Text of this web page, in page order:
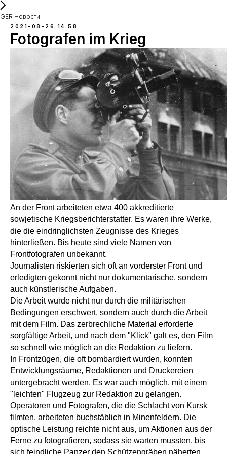
GER Новости
2021-08-26 14:58
Fotografen im Krieg
An der Front arbeiteten etwa 400 akkreditierte
sowjetische Kriegsberichterstatter. Es waren ihre Werke,
die die eindringlichsten Zeugnisse des Krieges
hinterließen. Bis heute sind viele Namen von
Frontfotografen unbekannt.
Journalisten riskierten sich oft an vorderster Front und
erledigten gekonnt nicht nur dokumentarische, sondern
auch künstlerische Aufgaben.
Die Arbeit wurde nicht nur durch die militärischen
Bedingungen erschwert, sondern auch durch die Arbeit
mit dem Film. Das zerbrechliche Material erforderte
sorgfältige Arbeit, und nach dem "Klick" galt es, den Film
so schnell wie möglich an die Redaktion zu liefern.
In Frontzügen, die oft bombardiert wurden, konnten
Entwicklungsräume, Redaktionen und Druckereien
untergebracht werden. Es war auch möglich, mit einem
"leichten" Flugzeug zur Redaktion zu gelangen.
Operatoren und Fotografen, die die Schlacht von Kursk
filmten, arbeiteten buchstäblich in Minenfeldern. Die
optische Leistung reichte nicht aus, um Aktionen aus der
Ferne zu fotografieren, sodass sie warten mussten, bis
sich feindliche Panzer den Schützengräben näherten.